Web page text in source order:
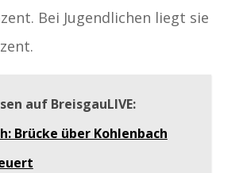
Bei Jugendlichen liegt sie
auf BreisgauLIVE:
Brücke über Kohlenbach